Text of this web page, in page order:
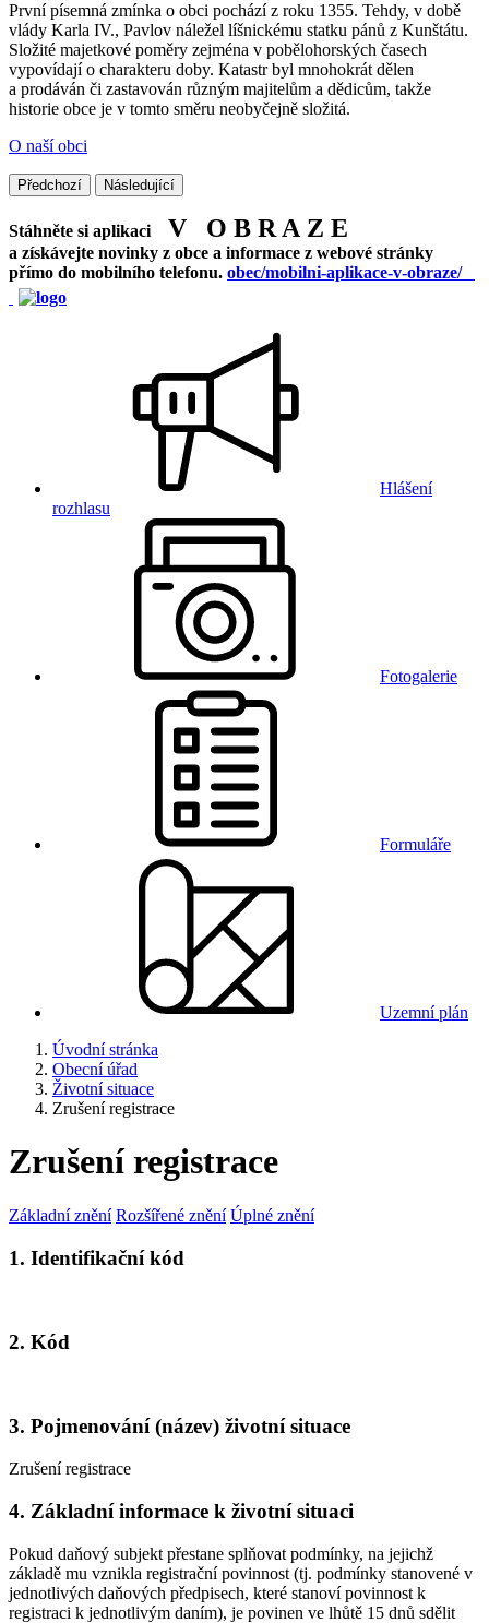
První písemná zmínka o obci pochází z roku 1355. Tehdy, v době
vlády Karla IV., Pavlov náležel líšnickému statku pánů z Kunštátu.
Složité majetkové poměry zejména v pobělohorských časech
vypovídají o charakteru doby. Katastr byl mnohokrát dělen
a prodáván či zastavován různým majitelům a dědicům, takže
historie obce je v tomto směru neobyčejně složitá.
O naší obci
Předchozí Následující
Stáhněte si aplikaci V O B R A Z E
a získávejte novinky z obce a informace z webové stránky
přímo do mobilního telefonu. obec/mobilni-aplikace-v-obraze/
Hlášení
rozhlasu
Fotogalerie
Formuláře
Uzemní plán
Úvodní stránka
Obecní úřad
Životní situace
Zrušení registrace
Zrušení registrace
Základní znění Rozšířené znění Úplné znění
1. Identifikační kód
2. Kód
3. Pojmenování (název) životní situace
Zrušení registrace
4. Základní informace k životní situaci
Pokud daňový subjekt přestane splňovat podmínky, na jejichž
základě mu vznikla registrační povinnost (tj. podmínky stanovené v
jednotlivých daňových předpisech, které stanoví povinnost k
registraci k jednotlivým daním), je povinen ve lhůtě 15 dnů sdělit